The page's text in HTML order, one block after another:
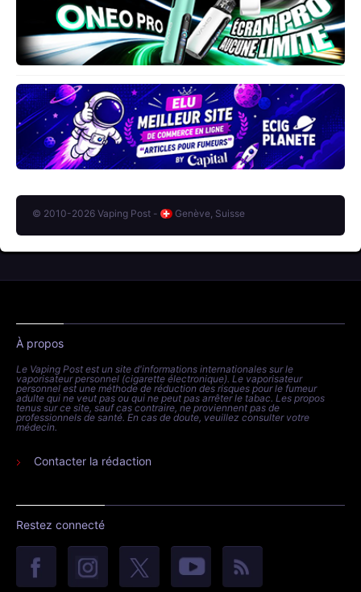
© 2010-2026 Vaping Post - Genève, Suisse
À propos
Le Vaping Post est un site d'informations internationales sur le
vaporisateur personnel (cigarette électronique). Le vaporisateur
personnel est une méthode de réduction des risques pour le fumeur
adulte qui ne veut pas ou qui ne peut pas arrêter le tabac. Les propos
tenus sur ce site, sauf cas contraire, ne proviennent pas de
professionnels de santé. En cas de doute, veuillez consulter votre
médecin.
Contacter la rédaction
Restez connecté